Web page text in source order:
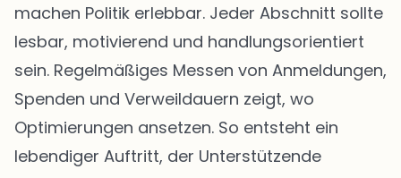
machen Politik erlebbar. Jeder Abschnitt sollte
lesbar, motivierend und handlungsorientiert
sein. Regelmäßiges Messen von Anmeldungen,
Spenden und Verweildauern zeigt, wo
Optimierungen ansetzen. So entsteht ein
lebendiger Auftritt, der Unterstützende